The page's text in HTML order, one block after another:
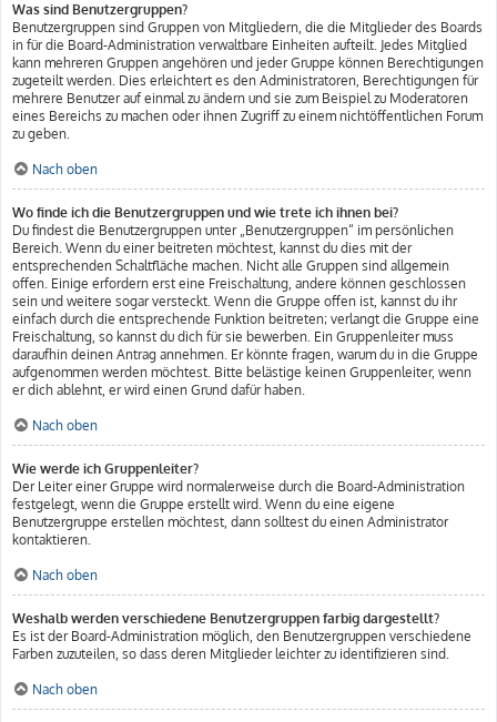
Was sind Benutzergruppen?
Benutzergruppen sind Gruppen von Mitgliedern, die die Mitglieder des Boards
in für die Board-Administration verwaltbare Einheiten aufteilt. Jedes Mitglied
kann mehreren Gruppen angehören und jeder Gruppe können Berechtigungen
zugeteilt werden. Dies erleichtert es den Administratoren, Berechtigungen für
mehrere Benutzer auf einmal zu ändern und sie zum Beispiel zu Moderatoren
eines Bereichs zu machen oder ihnen Zugriff zu einem nichtöffentlichen Forum
zu geben.
Nach oben
Wo finde ich die Benutzergruppen und wie trete ich ihnen bei?
Du findest die Benutzergruppen unter „Benutzergruppen“ im persönlichen
Bereich. Wenn du einer beitreten möchtest, kannst du dies mit der
entsprechenden Schaltfläche machen. Nicht alle Gruppen sind allgemein
offen. Einige erfordern erst eine Freischaltung, andere können geschlossen
sein und weitere sogar versteckt. Wenn die Gruppe offen ist, kannst du ihr
einfach durch die entsprechende Funktion beitreten; verlangt die Gruppe eine
Freischaltung, so kannst du dich für sie bewerben. Ein Gruppenleiter muss
daraufhin deinen Antrag annehmen. Er könnte fragen, warum du in die Gruppe
aufgenommen werden möchtest. Bitte belästige keinen Gruppenleiter, wenn
er dich ablehnt, er wird einen Grund dafür haben.
Nach oben
Wie werde ich Gruppenleiter?
Der Leiter einer Gruppe wird normalerweise durch die Board-Administration
festgelegt, wenn die Gruppe erstellt wird. Wenn du eine eigene
Benutzergruppe erstellen möchtest, dann solltest du einen Administrator
kontaktieren.
Nach oben
Weshalb werden verschiedene Benutzergruppen farbig dargestellt?
Es ist der Board-Administration möglich, den Benutzergruppen verschiedene
Farben zuzuteilen, so dass deren Mitglieder leichter zu identifizieren sind.
Nach oben